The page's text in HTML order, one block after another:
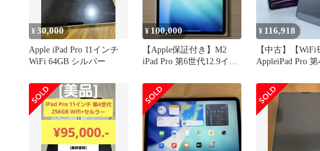
¥30,000
Apple iPad Pro 11インチ
WiFi 64GB シルバー
¥ 100,000
【Apple保証付き】M2
iPad Pro 第6世代12.9イン
¥ 116,918
【中古】【WiFiﾓ
AppleiPad Pro
イ 11インチ
MNXF3J/A タブ
[19]